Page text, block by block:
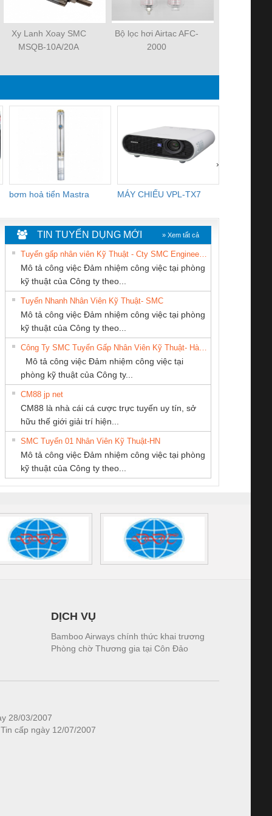
Xy Lanh Xoay SMC
MSQB-10A/20A
Bộ lọc hơi Airtac AFC-
2000
bơm hoả tiển Mastra MÁY CHIẾU VPL-TX7
›
An Toàn
Contact
– PSR-
SCP-
FSP/2X1/1X2
sát chuỗi
tấm pin
16I+
(2502520000)
Bộ giám sát chuỗi
tấm pin
TRANSCLINIC 16I+
1K5 L (2433950000)
Bộ giám sát dòng
TRANSCLINIC 16I+
(2008130000)
Bộ chỉnh lưu nguồn
điện TRANSCLINIC
BKE 1K5.4
(7791400879)2. Giá
Nẹp nhôm chống
trơn Đà Nẵng
TY CỔ
DÂY VÀ
ĐIỆN
ĐÌNH
CÔNG TY TNHH
KINH DOANH
DỊCH VỤ XNK
PHƯƠNG NAM
CÔNG TY TNHH
VIỆT NAM
TY CP TỰ
TIẾN
Ba Miền
TM-DV DAI DONG
TIN TUYỂN DỤNG MỚI » Xem tất cả
Mô tả công việc Đảm nhiệm công việc tại phòng
kỹ thuật của Công ty theo...
Tuyển Nhanh Nhân Viên Kỹ Thuật- SMC
Mô tả công việc Đảm nhiệm công việc tại phòng
kỹ thuật của Công ty theo...
Mô tả công việc Đảm nhiệm công việc tại
phòng kỹ thuật của Công ty...
CM88 jp net
CM88 là nhà cái cá cược trực tuyến uy tín, sở
hữu thế giới giải trí hiện...
SMC Tuyển 01 Nhân Viên Kỹ Thuật-HN
Mô tả công việc Đảm nhiệm công việc tại phòng
kỹ thuật của Công ty theo...
DỊCH VỤ
Bamboo Airways chính thức khai trương
Phòng chờ Thương gia tại Côn Đảo
28/03/2007
cấp ngày 12/07/2007